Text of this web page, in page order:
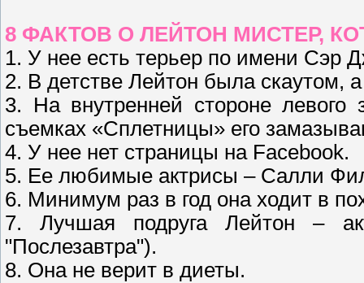
8 ФАКТОВ О ЛЕЙТОН МИСТЕР,
1. У нее есть терьер по имени Сэр
2. В детстве Лейтон была скаутом,
3. На внутренней стороне левого
съемках «Сплетницы» его
4. У нее нет страницы на Facebook.
5. Ее любимые актрисы – Салли
6. Минимум раз в год она ходит в
7. Лучшая подруга Лейтон –
"Послезавтра").
8. Она не верит в диеты.